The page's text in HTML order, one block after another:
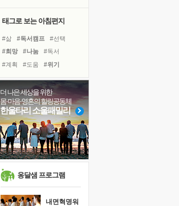
아픈 아버지를 위한 공간 설계
슬럼프
보고 싶은 어머니
유년 시절의 부산 영도 바다
못된 꼰대들
희망이란
'모른다'는 것
귀를 열고 마음을 내어주고
태그로 보는 아침편지
#삶 #독서캠프
#선택
#희망
#나눔
#독서
#계획
#도움
#위기
#친구
#다짐
#힐링
#링컨학교
#바이러스
#극복
#리더
#명상
#유튜브
#경험
#사람
#비전캠프
더 나은 세상을 위한
몸·마음·영혼의 힐링공동체
한울타리 소울패밀리
옹달샘 프로그램
내면혁명워